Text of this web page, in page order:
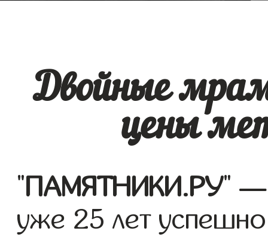
Двойные
цены
"ПАМЯТНИКИ.РУ" —
уже 25 лет